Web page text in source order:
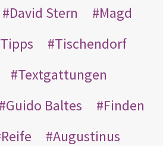
David Stern
Magd
Tipps
Tischendorf
Textgattungen
Guido Baltes
Finden
Reife
Augustinus